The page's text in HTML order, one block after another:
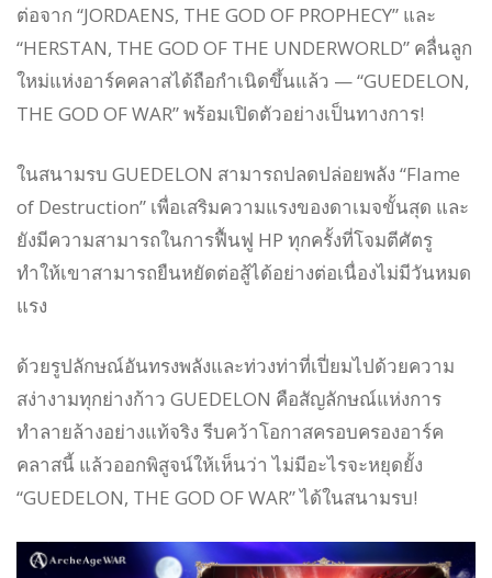
ต่อจาก “JORDAENS, THE GOD OF PROPHECY” และ
“HERSTAN, THE GOD OF THE UNDERWORLD” คลื่นลูก
ใหม่แห่งอาร์คคลาสได้ถือกำเนิดขึ้นแล้ว — “GUEDELON,
THE GOD OF WAR” พร้อมเปิดตัวอย่างเป็นทางการ!
ในสนามรบ GUEDELON สามารถปลดปล่อยพลัง “Flame
of Destruction” เพื่อเสริมความแรงของดาเมจขั้นสุด และ
ยังมีความสามารถในการฟื้นฟู HP ทุกครั้งที่โจมตีศัตรู
ทำให้เขาสามารถยืนหยัดต่อสู้ได้อย่างต่อเนื่องไม่มีวันหมด
แรง
ด้วยรูปลักษณ์อันทรงพลังและท่วงท่าที่เปี่ยมไปด้วยความ
สง่างามทุกย่างก้าว GUEDELON คือสัญลักษณ์แห่งการ
ทำลายล้างอย่างแท้จริง รีบคว้าโอกาสครอบครองอาร์ค
คลาสนี้ แล้วออกพิสูจน์ให้เห็นว่า ไม่มีอะไรจะหยุดยั้ง
“GUEDELON, THE GOD OF WAR” ได้ในสนามรบ!